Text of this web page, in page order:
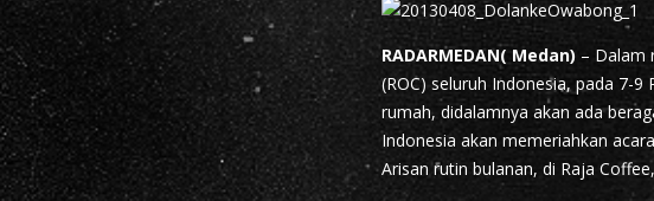
RADARMEDAN( Medan) – Dalam
(ROC) seluruh Indonesia, pada 7-
rumah, didalamnya akan ada
Indonesia akan memeriahkan
Arisan rutin bulanan, di Raja